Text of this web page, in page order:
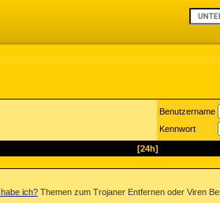
Benutzername
Kennwort
[24h]
ich? Themen zum Trojaner Entfernen oder Viren